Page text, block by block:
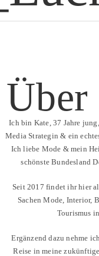
Ich bin Kate, 37 Jahre
Media Strategin & ein
Ich liebe Mode & mein
schönste Bundesland
Seit 2017 findet ihr hier
Sachen Mode, Interior,
Tourismus
Ergänzend dazu nehme
Reise in meine